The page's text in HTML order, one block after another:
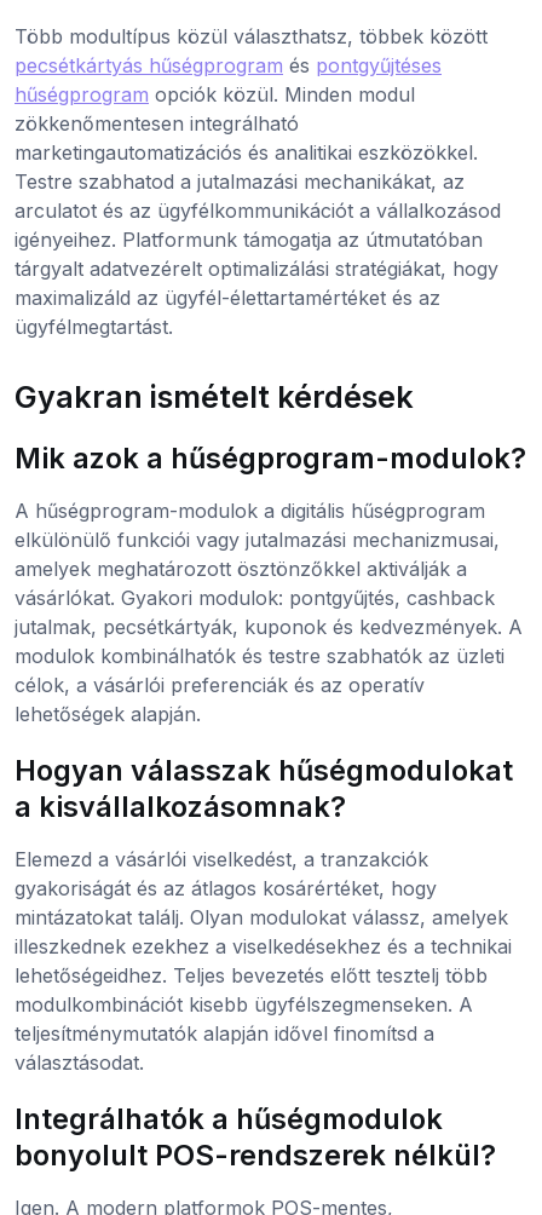
Több modultípus közül választhatsz, többek között
pecsétkártyás hűségprogram és pontgyűjtéses
hűségprogram opciók közül. Minden modul
zökkenőmentesen integrálható
marketingautomatizációs és analitikai eszközökkel.
Testre szabhatod a jutalmazási mechanikákat, az
arculatot és az ügyfélkommunikációt a vállalkozásod
igényeihez. Platformunk támogatja az útmutatóban
tárgyalt adatvezérelt optimalizálási stratégiákat, hogy
maximalizáld az ügyfél-élettartamértéket és az
ügyfélmegtartást.
Gyakran ismételt kérdések
Mik azok a hűségprogram-modulok?
A hűségprogram-modulok a digitális hűségprogram
elkülönülő funkciói vagy jutalmazási mechanizmusai,
amelyek meghatározott ösztönzőkkel aktiválják a
vásárlókat. Gyakori modulok: pontgyűjtés, cashback
jutalmak, pecsétkártyák, kuponok és kedvezmények. A
modulok kombinálhatók és testre szabhatók az üzleti
célok, a vásárlói preferenciák és az operatív
lehetőségek alapján.
Hogyan válasszak hűségmodulokat
a kisvállalkozásomnak?
Elemezd a vásárlói viselkedést, a tranzakciók
gyakoriságát és az átlagos kosárértéket, hogy
mintázatokat találj. Olyan modulokat válassz, amelyek
illeszkednek ezekhez a viselkedésekhez és a technikai
lehetőségeidhez. Teljes bevezetés előtt tesztelj több
modulkombinációt kisebb ügyfélszegmenseken. A
teljesítménymutatók alapján idővel finomítsd a
választásodat.
Integrálhatók a hűségmodulok
bonyolult POS-rendszerek nélkül?
Igen. A modern platformok POS-mentes,